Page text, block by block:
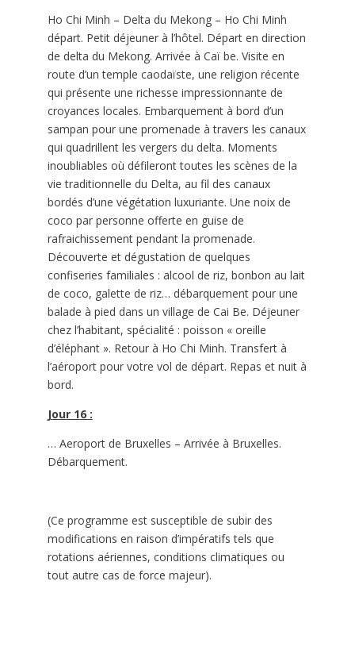
Ho Chi Minh – Delta du Mekong – Ho Chi Minh
départ. Petit déjeuner à l’hôtel. Départ en direction
de delta du Mekong. Arrivée à Caï be. Visite en
route d’un temple caodaïste, une religion récente
qui présente une richesse impressionnante de
croyances locales. Embarquement à bord d’un
sampan pour une promenade à travers les canaux
qui quadrillent les vergers du delta. Moments
inoubliables où défileront toutes les scènes de la
vie traditionnelle du Delta, au fil des canaux
bordés d’une végétation luxuriante. Une noix de
coco par personne offerte en guise de
rafraichissement pendant la promenade.
Découverte et dégustation de quelques
confiseries familiales : alcool de riz, bonbon au lait
de coco, galette de riz… débarquement pour une
balade à pied dans un village de Cai Be. Déjeuner
chez l’habitant, spécialité : poisson « oreille
d’éléphant ». Retour à Ho Chi Minh. Transfert à
l’aéroport pour votre vol de départ. Repas et nuit à
bord.
Jour 16 :
… Aeroport de Bruxelles – Arrivée à Bruxelles.
Débarquement.
(Ce programme est susceptible de subir des
modifications en raison d’impératifs tels que
rotations aériennes, conditions climatiques ou
tout autre cas de force majeur).